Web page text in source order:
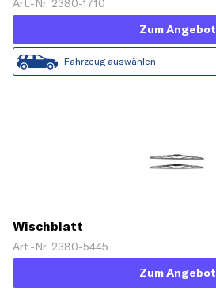
Art.-Nr. 2380-1710
Zum Angebot
Fahrzeug auswählen
Wischblatt
Art.-Nr. 2380-5445
Zum Angebot